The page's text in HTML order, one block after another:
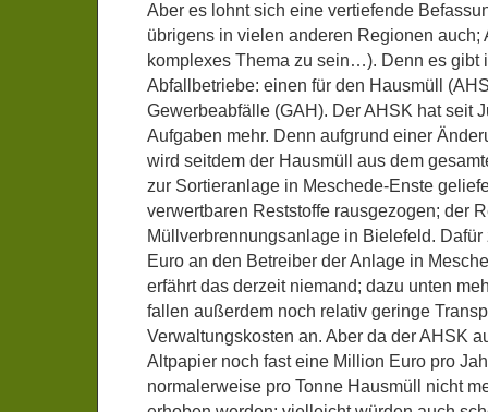
Aber es lohnt sich eine vertiefende
übrigens in vielen anderen Regionen auch;
komplexes Thema zu sein…). Denn es gibt
Abfallbetriebe: einen für den Hausmüll
Gewerbeabfälle (GAH). Der AHSK hat seit
Aufgaben mehr. Denn aufgrund einer
wird seitdem der Hausmüll aus dem
zur Sortieranlage in Meschede-Enste
verwertbaren Reststoffe rausgezogen; der
Müllverbrennungsanlage in Bielefeld.
Euro an den Betreiber der Anlage in
erfährt das derzeit niemand; dazu unten
fallen außerdem noch relativ geringe
Verwaltungskosten an. Aber da der AHSK
Altpapier noch fast eine Million Euro pro
normalerweise pro Tonne Hausmüll nicht